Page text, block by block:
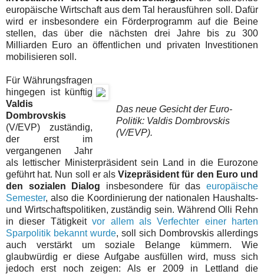
europäische Wirtschaft aus dem Tal herausführen soll. Dafür
wird er insbesondere ein Förderprogramm auf die Beine
stellen, das über die nächsten drei Jahre bis zu 300
Milliarden Euro an öffentlichen und privaten Investitionen
mobilisieren soll.
Das neue Gesicht der Euro-
Politik: Valdis Dombrovskis
(V/EVP).
Für Währungsfragen
hingegen ist künftig
Valdis
Dombrovskis
(V/EVP) zuständig,
der erst im
vergangenen Jahr
als lettischer Ministerpräsident sein Land in die Eurozone
geführt hat. Nun soll er alsVizepräsident für den Euro und
den sozialen Dialog insbesondere für daseuropäische
Semester, also die Koordinierung der nationalen Haushalts-
und Wirtschaftspolitiken, zuständig sein. Während Olli Rehn
in dieser Tätigkeitvor allem als Verfechter einer harten
Sparpolitik bekannt wurde, soll sich Dombrovskis allerdings
auch verstärkt um soziale Belange kümmern. Wie
glaubwürdig er diese Aufgabe ausfüllen wird, muss sich
jedoch erst noch zeigen: Als er 2009 in Lettland die